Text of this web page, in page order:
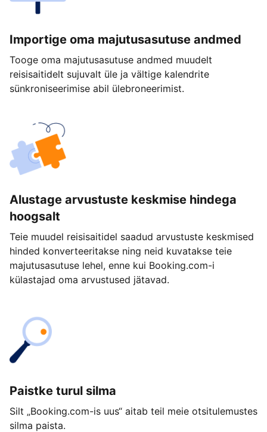
Importige oma majutusasutuse andmed
Tooge oma majutusasutuse andmed muudelt
reisisaitidelt sujuvalt üle ja vältige kalendrite
sünkroniseerimise abil ülebroneerimist.
Alustage arvustuste keskmise hindega
hoogsalt
Teie muudel reisisaitidel saadud arvustuste keskmised
hinded konverteeritakse ning neid kuvatakse teie
majutusasutuse lehel, enne kui Booking.com-i
külastajad oma arvustused jätavad.
Paistke turul silma
Silt „Booking.com-is uus“ aitab teil meie otsitulemustes
silma paista.